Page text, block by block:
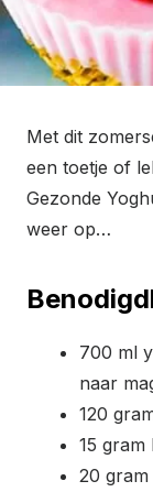
Met dit
een toetje of
Gezonde
weer op…
700 ml
naar
120
15 gram
20